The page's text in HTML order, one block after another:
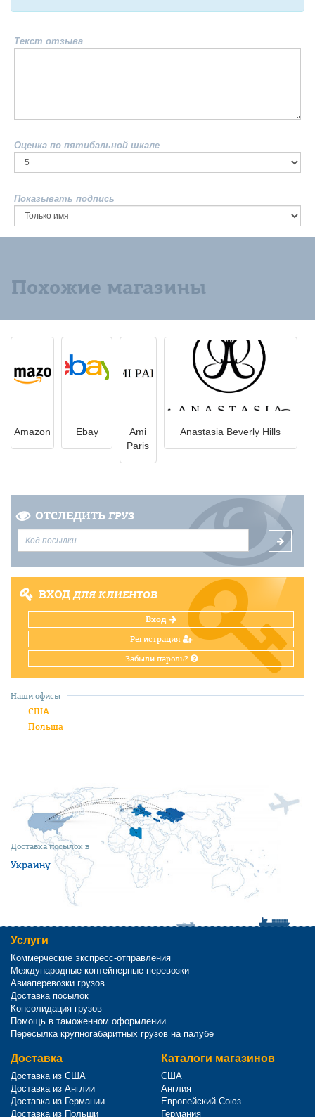
Текст отзыва
Оценка по пятибальной шкале
Показывать подпись
Похожие магазины
Amazon Ebay
Ami
Paris
Anastasia Beverly Hills
ОТСЛЕДИТЬ ГРУЗ
ВХОДДЛЯ КЛИЕНТОВ
Вход
Регистрация
Забыли пароль?
Доставка посылок в
Украину
Наши офисы
США
Польша
Услуги
Коммерческие экспресс-отправления
Международные контейнерные перевозки
Авиаперевозки грузов
Доставка посылок
Консолидация грузов
Помощь в таможенном оформлении
Пересылка крупногабаритных грузов на палубе
Доставка
Доставка из США
Доставка из Англии
Доставка из Германии
Доставка из Польши
Каталоги магазинов
США
Англия
Европейский Союз
Германия